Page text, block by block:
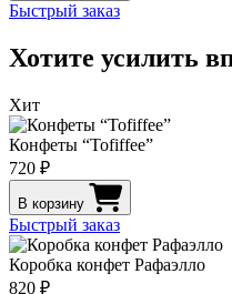
Быстрый заказ
Хотите усилить
Хит
Конфеты “Tofiffee”
720 ₽
В корзину
Быстрый заказ
Коробка конфет Рафаэлло
820 ₽